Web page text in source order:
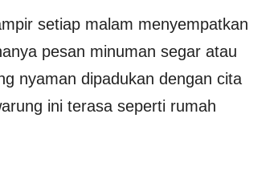
setiap malam menyempatkan
pesan minuman segar atau
nyaman dipadukan dengan cita
ini terasa seperti rumah